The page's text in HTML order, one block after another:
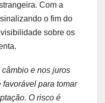
Com a
o fim do
sobre os
e nos juros
para tomar
O risco é